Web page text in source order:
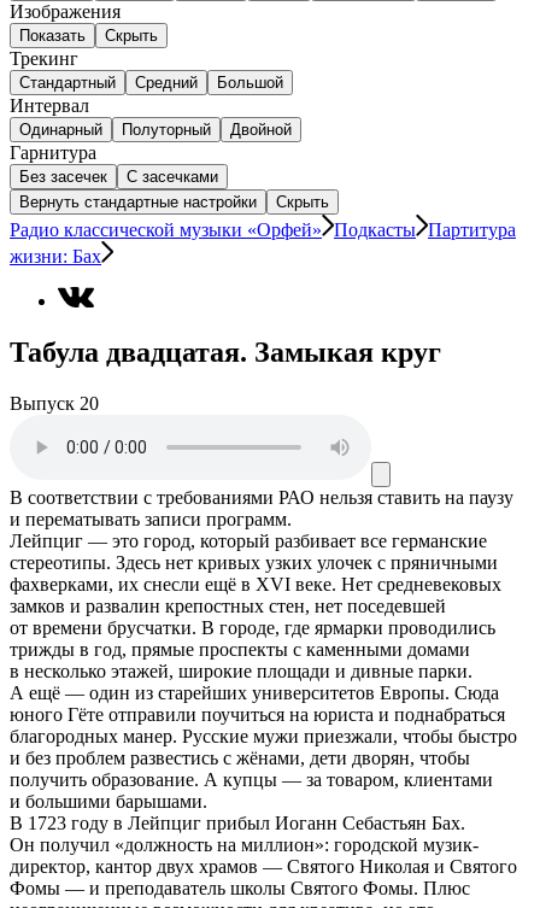
Изображения
Показать Скрыть
Трекинг
Стандартный Средний Большой
Интервал
Одинарный Полуторный Двойной
Гарнитура
Без засечек
С засечками
Вернуть стандартные настройки
Скрыть
Радио классической музыки «Орфей» Подкасты Партитура
жизни: Бах
Табула двадцатая. Замыкая круг
Выпуск 20
В соответствии с требованиями РАО нельзя ставить на паузу
и перематывать записи программ.
Лейпциг — это город, который разбивает все германские
стереотипы. Здесь нет кривых узких улочек с пряничными
фахверками, их снесли ещё в XVI веке. Нет средневековых
замков и развалин крепостных стен, нет поседевшей
от времени брусчатки. В городе, где ярмарки проводились
трижды в год, прямые проспекты с каменными домами
в несколько этажей, широкие площади и дивные парки.
А ещё — один из старейших университетов Европы. Сюда
юного Гёте отправили поучиться на юриста и поднабраться
благородных манер. Русские мужи приезжали, чтобы быстро
и без проблем развестись с жёнами, дети дворян, чтобы
получить образование. А купцы — за товаром, клиентами
и большими барышами.
В 1723 году в Лейпциг прибыл Иоганн Себастьян Бах.
Он получил «должность на миллион»: городской музик-
директор, кантор двух храмов — Святого Николая и Святого
Фомы — и преподаватель школы Святого Фомы. Плюс